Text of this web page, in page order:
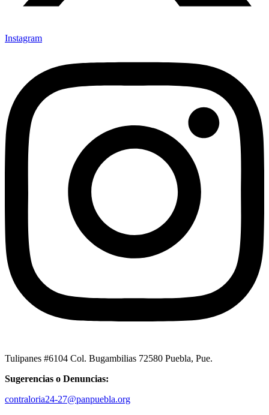
Instagram
Tulipanes #6104 Col. Bugambilias 72580 Puebla, Pue.
Sugerencias o Denuncias:
contraloria24-27@panpuebla.org